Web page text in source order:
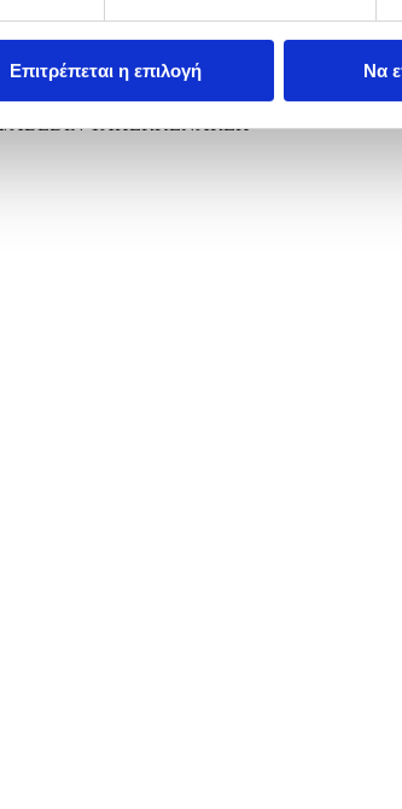
Επιτρέπεται η επιλογή Να
day of Nowruz (Persian New Year), in a park in
ABEDIN TAHERKENAREH